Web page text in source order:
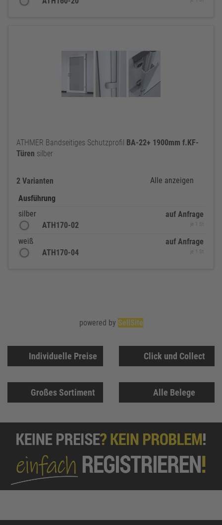
ATHMER Bandseitiges Schutzprofil BA-22+ 1900mm f.KF-
Türen silber
2 Varianten
Alle anzeigen
Ausführung
silber
ATH170-02
auf Anfrage
je 1 St
weiß
ATH170-04
auf Anfrage
je 1 St
Individuelle Preise Click und Collect
Großes Sortiment Alle Belege
powered by SellSite